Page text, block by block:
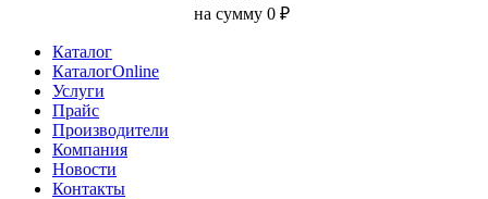
на сумму 0 ₽
Каталог
КаталогOnline
Услуги
Прайс
Производители
Компания
Новости
Контакты